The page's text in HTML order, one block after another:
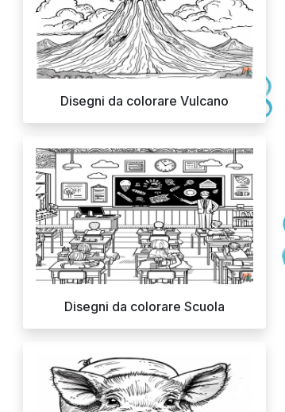
Disegni da colorare Vulcano
Disegni da colorare Scuola